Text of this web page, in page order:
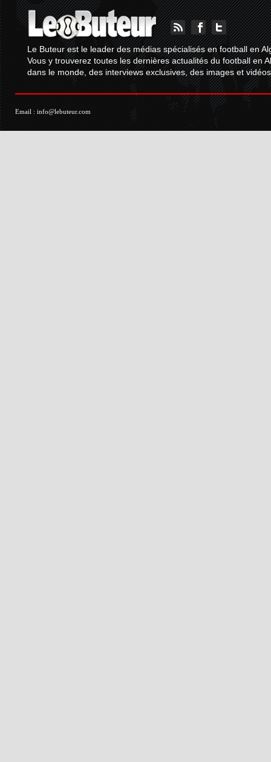
Le Buteur est le leader des médias spécialisés en football en
Vous y trouverez toutes les dernières actualités du football en
dans le monde, des interviews exclusives, des images et
Email : info@lebuteur.com